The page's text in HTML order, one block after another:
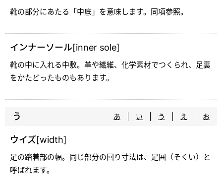
靴の部分にあたる「中底」を意味します。同項参照。
インナーソール[inner sole]
靴の中に入れる中敷。革や繊維、化学素材でつくられ、足裏
をかたどったものもあります。
う あ い う え お
ウイズ[width]
足の踏着部の幅。同じ部分の回り寸法は、足囲（そくい）と
呼ばれます。